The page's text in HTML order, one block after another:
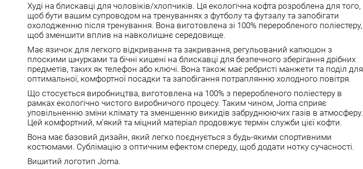
Худі на блискавці для чоловіків/хлопчиків. Ця екологічна кофта розроблена для того,
щоб бути вашим супроводом на тренуваннях з футболу та футзалу та запобігати
охолодженню після тренування. Вона виготовлена ​​зі 100% переробленого поліестеру,
щоб зменшити вплив на навколишнє середовище.
Має язичок для легкого відкривання та закривання, регульований капюшон з
плоскими шнурками та бічні кишені на блискавці для безпечного зберігання дрібних
предметів, таких як телефон або ключі. Вона також має ребристі манжети та поділ для
оптимальної, комфортної посадки та запобігання потраплянню холодного повітря.
Що стосується виробництва, виготовлена ​​на 100% з переробленого поліестеру в
рамках екологічно чистого виробничого процесу. Таким чином, Joma сприяє
уповільненню зміни клімату та зменшенню викидів забруднюючих газів в атмосферу.
Цей комфортний, м'який та міцний матеріал продовжує термін служби цієї кофти.
Вона має базовий дизайн, який легко поєднується з будь-якими спортивними
костюмами. Сублімацію з оптичним ефектом спереду, щоб додати нотку сучасності.
Вишитий логотип Joma.